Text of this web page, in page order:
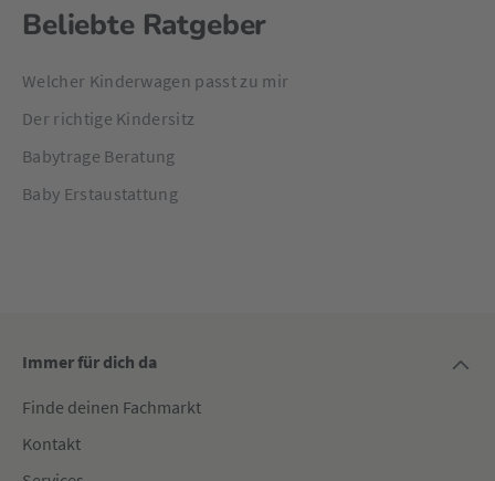
Beliebte Ratgeber
Welcher Kinderwagen passt zu mir
Der richtige Kindersitz
Babytrage Beratung
Baby Erstaustattung
Immer für dich da
Finde deinen Fachmarkt
Kontakt